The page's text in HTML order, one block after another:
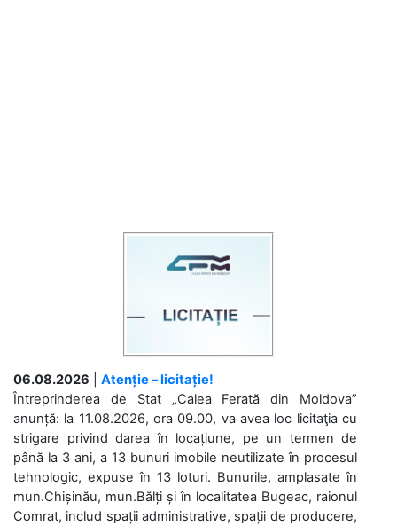
06.08.2026
Atenție – licitație!
Întreprinderea de Stat „Calea Ferată din Moldova”
anunță: la 11.08.2026, ora 09.00, va avea loc licitaţia cu
strigare privind darea în locațiune, pe un termen de
până la 3 ani, a 13 bunuri imobile neutilizate în procesul
tehnologic, expuse în 13 loturi. Bunurile, amplasate în
mun.Chișinău, mun.Bălți și în localitatea Bugeac, raionul
Comrat, includ spații administrative, spații de producere,